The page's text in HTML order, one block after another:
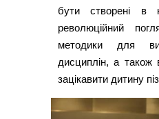
бути створені в
революційний
методики для
дисциплін, а також
зацікавити дитину